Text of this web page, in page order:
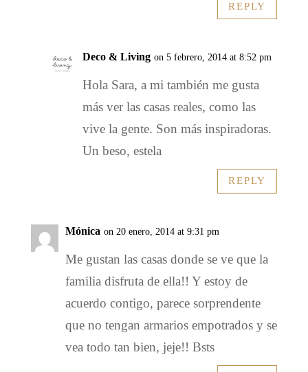
REPLY
Deco & Living on 5 febrero, 2014 at 8:52 pm
Hola Sara, a mi también me gusta
más ver las casas reales, como las
vive la gente. Son más inspiradoras.
Un beso, estela
REPLY
Mónica on 20 enero, 2014 at 9:31 pm
Me gustan las casas donde se ve que la
familia disfruta de ella!! Y estoy de
acuerdo contigo, parece sorprendente
que no tengan armarios empotrados y se
vea todo tan bien, jeje!! Bsts